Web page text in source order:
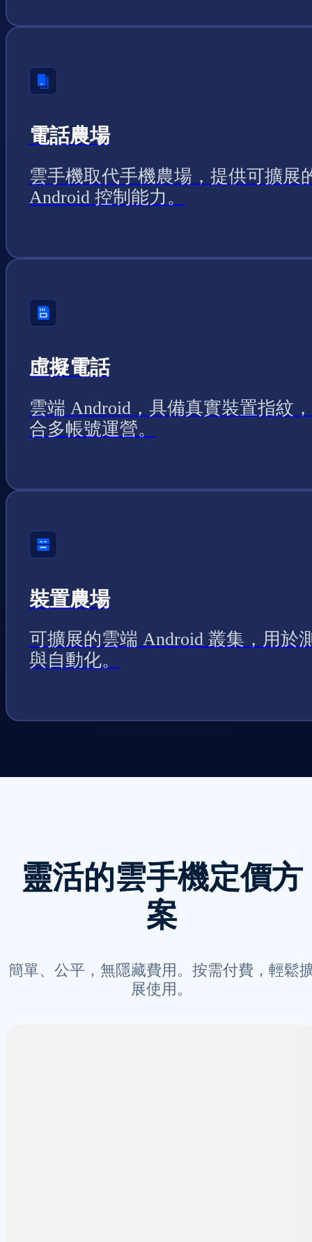
電話農場
雲手機取代手機農場，提供可擴展
Android 控制能力。
虛擬電話
雲端 Android，具備真實裝置指紋
合多帳號運營。
裝置農場
可擴展的雲端 Android 叢集，用於
與自動化。
靈活的雲手機定價方
案
簡單、公平，無隱藏費用。按需付費，輕鬆
展使用。